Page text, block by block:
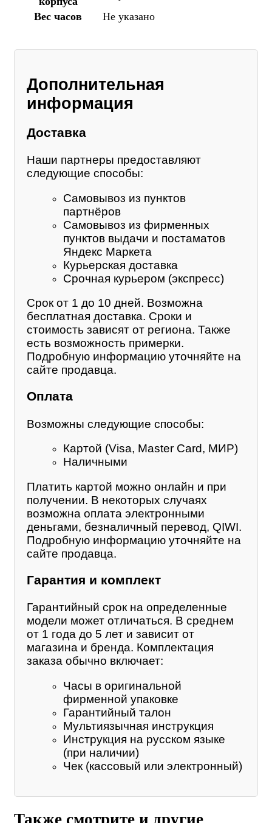
Вес часов
Не указано
Дополнительная
информация
Доставка
Наши партнеры предоставляют
следующие способы:
Самовывоз из пунктов
партнёров
Самовывоз из фирменных
пунктов выдачи и постаматов
Яндекс Маркета
Курьерская доставка
Срочная курьером (экспресс)
Срок от 1 до 10 дней. Возможна
бесплатная доставка. Сроки и
стоимость зависят от региона. Также
есть возможность примерки.
Подробную информацию уточняйте на
сайте продавца.
Оплата
Возможны следующие способы:
Картой (Visa, Master Card, МИР)
Наличными
Платить картой можно онлайн и при
получении. В некоторых случаях
возможна оплата электронными
деньгами, безналичный перевод, QIWI.
Подробную информацию уточняйте на
сайте продавца.
Гарантия и комплект
Гарантийный срок на определенные
модели может отличаться. В среднем
от 1 года до 5 лет и зависит от
магазина и бренда. Комплектация
заказа обычно включает:
Часы в оригинальной
фирменной упаковке
Гарантийный талон
Мультиязычная инструкция
Инструкция на русском языке
(при наличии)
Чек (кассовый или электронный)